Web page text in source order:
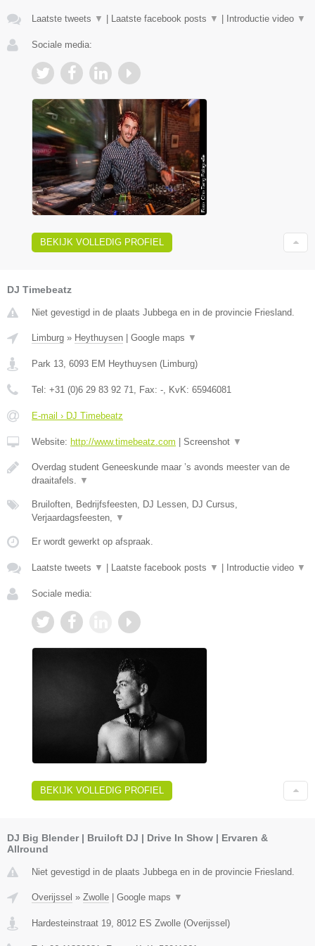
Laatste tweets ▼ Laatste facebook posts ▼ Introductie video ▼
Sociale media:
BEKIJK VOLLEDIG PROFIEL
DJ Timebeatz
Niet gevestigd in de plaats Jubbega en in de provincie Friesland.
Limburg » Heythuysen | Google maps ▼
Park 13 6093 EM Heythuysen (Limburg)
Tel: +31 (0)6 29 83 92 71 , Fax: - , KvK: 65946081
E-mail › DJ Timebeatz
Website: http://www.timebeatz.com | Screenshot ▼
Overdag student Geneeskunde maar ’s avonds meester van de
draaitafels.
▼
Bruiloften, Bedrijfsfeesten, DJ Lessen, DJ Cursus,
Verjaardagsfeesten,
▼
Er wordt gewerkt op afspraak.
Laatste tweets ▼ | Laatste facebook posts ▼ | Introductie video ▼
Sociale media:
BEKIJK VOLLEDIG PROFIEL
DJ Big Blender | Bruiloft DJ | Drive In Show | Ervaren &
Allround
Niet gevestigd in de plaats Jubbega en in de provincie Friesland.
Overijssel » Zwolle Google maps ▼
Hardesteinstraat 19, 8012 ES Zwolle (Overijssel )